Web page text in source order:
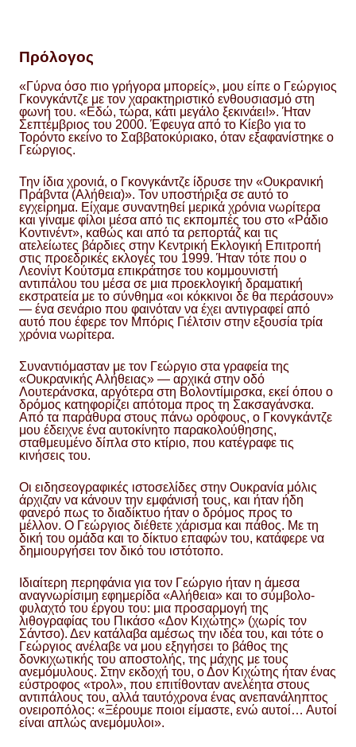
Πρόλογος
«Γύρνα όσο πιο γρήγορα μπορείς», μου είπε ο Γεώργιος
Γκονγκάντζε με τον χαρακτηριστικό ενθουσιασμό στη
φωνή του. «Εδώ, τώρα, κάτι μεγάλο ξεκινάει!». Ήταν
Σεπτέμβριος του 2000. Έφευγα από το Κίεβο για το
Τορόντο εκείνο το Σαββατοκύριακο, όταν εξαφανίστηκε ο
Γεώργιος.
Την ίδια χρονιά, ο Γκονγκάντζε ίδρυσε την «Ουκρανική
Πράβντα (Αλήθεια)». Τον υποστήριξα σε αυτό το
εγχείρημα. Είχαμε συναντηθεί μερικά χρόνια νωρίτερα
και γίναμε φίλοι μέσα από τις εκπομπές του στο «Ράδιο
Κοντινέντ», καθώς και από τα ρεπορτάζ και τις
ατελείωτες βάρδιες στην Κεντρική Εκλογική Επιτροπή
στις προεδρικές εκλογές του 1999. Ήταν τότε που ο
Λεονίντ Κούτσμα επικράτησε του κομμουνιστή
αντιπάλου του μέσα σε μια προεκλογική δραματική
εκστρατεία με το σύνθημα «οι κόκκινοι δε θα περάσουν»
— ένα σενάριο που φαινόταν να έχει αντιγραφεί από
αυτό που έφερε τον Μπόρις Γιέλτσιν στην εξουσία τρία
χρόνια νωρίτερα.
Συναντιόμασταν με τον Γεώργιο στα γραφεία της
«Ουκρανικής Αλήθειας» — αρχικά στην οδό
Λουτεράνσκα, αργότερα στη Βολοντίμιρσκα, εκεί όπου ο
δρόμος κατηφορίζει απότομα προς τη Σακσαγάνσκα.
Από τα παράθυρα στους πάνω ορόφους, ο Γκονγκάντζε
μου έδειχνε ένα αυτοκίνητο παρακολούθησης,
σταθμευμένο δίπλα στο κτίριο, που κατέγραφε τις
κινήσεις του.
Οι ειδησεογραφικές ιστοσελίδες στην Ουκρανία μόλις
άρχιζαν να κάνουν την εμφάνισή τους, και ήταν ήδη
φανερό πως το διαδίκτυο ήταν ο δρόμος προς το
μέλλον. Ο Γεώργιος διέθετε χάρισμα και πάθος. Με τη
δική του ομάδα και το δίκτυο επαφών του, κατάφερε να
δημιουργήσει τον δικό του ιστότοπο.
Ιδιαίτερη περηφάνια για τον Γεώργιο ήταν η άμεσα
αναγνωρίσιμη εφημερίδα «Αλήθεια» και το σύμβολο-
φυλαχτό του έργου του: μια προσαρμογή της
λιθογραφίας του Πικάσο «Δον Κιχώτης» (χωρίς τον
Σάντσο). Δεν κατάλαβα αμέσως την ιδέα του, και τότε ο
Γεώργιος ανέλαβε να μου εξηγήσει το βάθος της
δονκιχωτικής του αποστολής, της μάχης με τους
ανεμόμυλους. Στην εκδοχή του, ο Δον Κιχώτης ήταν ένας
εύστροφος «τρολ», που επιτίθονταν ανελέητα στους
αντιπάλους του, αλλά ταυτόχρονα ένας ανεπανάληπτος
ονειροπόλος: «Ξέρουμε ποιοι είμαστε, ενώ αυτοί… Αυτοί
είναι απλώς ανεμόμυλοι».